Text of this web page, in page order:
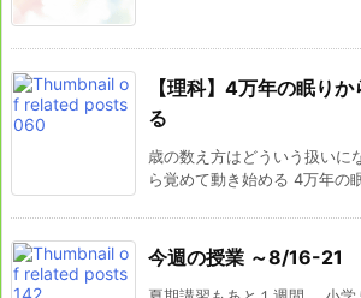
【理科】4万年の眠り
る
歳の数え方はどういう扱いに
ら覚めて動き始める 4万年の
今週の授業 ～8/16-21